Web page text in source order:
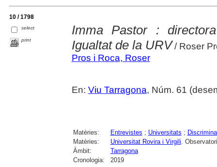
10 / 1798
select
print
Imma Pastor :
Igualtat de la URV/ Roser
Pros i Roca, Roser
En: Viu Tarragona, Núm. 61
Matèries: Entrevistes ; Universitats ;
Matèries:
Universitat Rovira i Virgili.
Àmbit:
Tarragona
Cronologia:
2019